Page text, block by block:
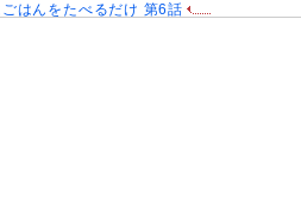
はんをたべるだけ 第6話